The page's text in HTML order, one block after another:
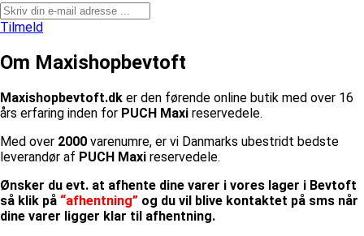
Tilmeld
Om Maxishopbevtoft
Maxishopbevtoft.dk er den førende online butik med over 16
års erfaring inden for PUCH Maxi reservedele.
Med over 2000 varenumre, er vi Danmarks ubestridt bedste
leverandør af PUCH Maxi reservedele.
Ønsker du evt. at afhente dine varer i vores lager i Bevtoft
så klik på “afhentning” og du vil blive kontaktet på sms når
dine varer ligger klar til afhentning.